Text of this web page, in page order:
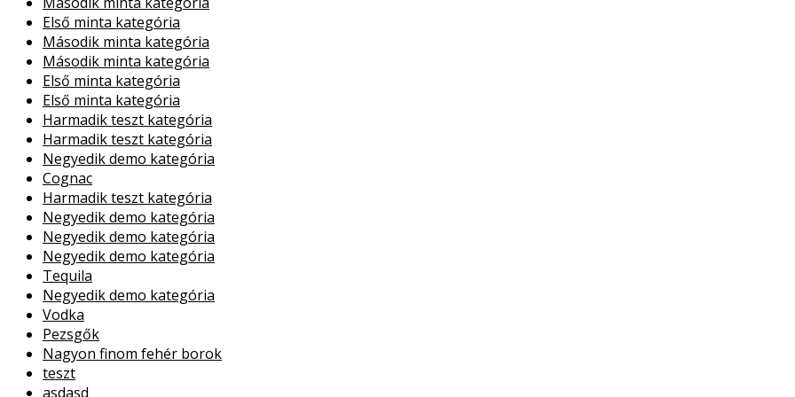
Első minta kategória
Második minta kategória
Második minta kategória
Első minta kategória
Első minta kategória
Harmadik teszt kategória
Harmadik teszt kategória
Negyedik demo kategória
Cognac
Harmadik teszt kategória
Negyedik demo kategória
Negyedik demo kategória
Negyedik demo kategória
Tequila
Negyedik demo kategória
Vodka
Pezsgők
Nagyon finom fehér borok
teszt
asdasd